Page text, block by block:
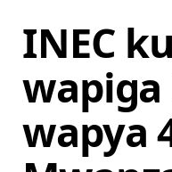
INEC
wapya